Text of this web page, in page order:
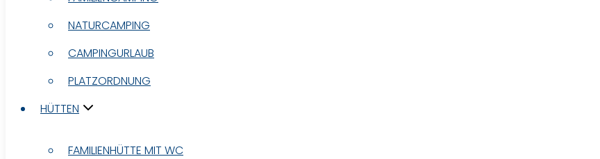
NATURCAMPING
CAMPINGURLAUB
PLATZORDNUNG
HÜTTEN
FAMILIENHÜTTE MIT WC
NATURCAMPING
CAMPINGURLAUB
PLATZORDNUNG
HÜTTEN
FAMILIENHÜTTE MIT WC